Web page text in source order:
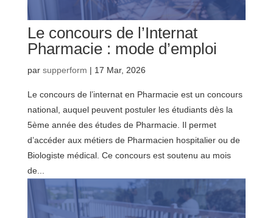
Le concours de l’Internat
Pharmacie : mode d’emploi
par supperform | 17 Mar, 2026
Le concours de l’internat en Pharmacie est un concours
national, auquel peuvent postuler les étudiants dès la
5ème année des études de Pharmacie. Il permet
d’accéder aux métiers de Pharmacien hospitalier ou de
Biologiste médical. Ce concours est soutenu au mois
de...